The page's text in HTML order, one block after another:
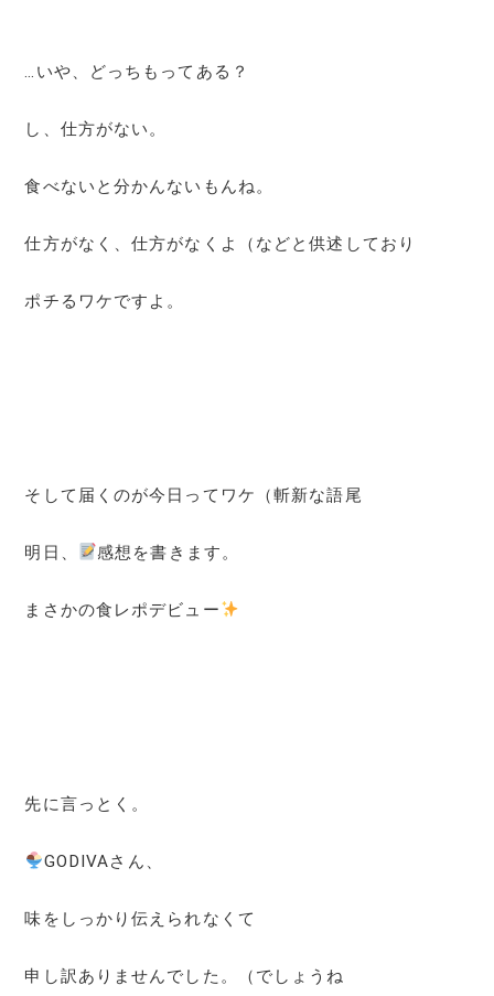
…いや、どっちもってある？
し、仕方がない。
食べないと分かんないもんね。
仕方がなく、仕方がなくよ（などと供述しており
ポチるワケですよ。
そして届くのが今日ってワケ（斬新な語尾
明日、 感想を書きます。
まさかの食レポデビュー
先に言っとく。
GODIVAさん、
味をしっかり伝えられなくて
申し訳ありませんでした。（でしょうね